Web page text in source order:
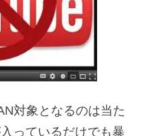
対象となるのは当た
っているだけでも暴